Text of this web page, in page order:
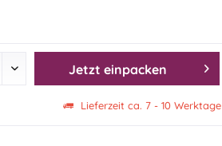
Jetzt einpacken
Lieferzeit ca. 7 - 10 Werktage